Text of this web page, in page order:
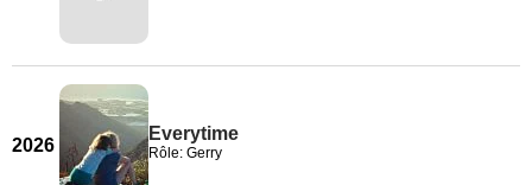
2026
Everytime
Rôle: Gerry